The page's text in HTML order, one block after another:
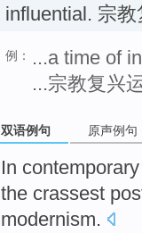
influential. 宗
例：
...a time of
...宗教复兴
双语例句 原声例句
In contemporary
the crassest
modernism.